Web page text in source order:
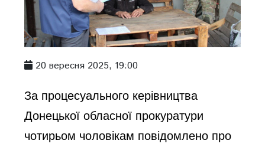
20 вересня 2025, 19:00
За процесуального керівництва
Донецької обласної прокуратури
чотирьом чоловікам повідомлено про